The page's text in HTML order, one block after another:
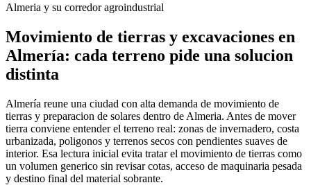
Almeria y su corredor agroindustrial
Movimiento de tierras y excavaciones en
Almería: cada terreno pide una solucion
distinta
Almería reune una ciudad con alta demanda de movimiento de
tierras y preparacion de solares dentro de Almeria. Antes de mover
tierra conviene entender el terreno real: zonas de invernadero, costa
urbanizada, poligonos y terrenos secos con pendientes suaves de
interior. Esa lectura inicial evita tratar el movimiento de tierras como
un volumen generico sin revisar cotas, acceso de maquinaria pesada
y destino final del material sobrante.